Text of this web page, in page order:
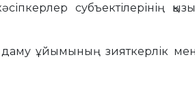
субъектілерінің
ұйымының зияткерлік